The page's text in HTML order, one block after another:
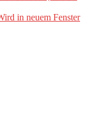
in neuem Fenster